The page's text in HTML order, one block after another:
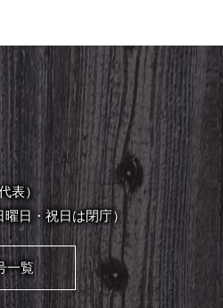
表）
日・祝日は閉庁）
一覧